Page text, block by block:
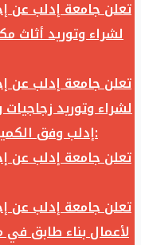
تعلن جامعة إدلب عن
لشراء وتوريد أثاث
تعلن جامعة إدلب عن
لشراء وتوريد
إدلب وفق الكميات والمواصفات المحددة أدناه:
تعلن جامعة إدلب عن
تعلن جامعة إدلب عن
لأعمال بناء طابق